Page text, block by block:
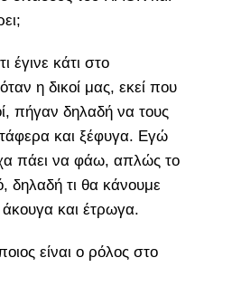
έγινε κάτι στο
η δικοί μας, εκεί που
πήγαν δηλαδή να τους
και ξέφυγα. Εγώ
πάει να φάω, απλώς το
δηλαδή τι θα κάνουμε
και έτρωγα.
είναι ο ρόλος στο